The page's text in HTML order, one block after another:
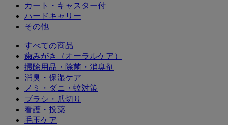
カート・キャスター付
ハードキャリー
その他
すべての商品
歯みがき（オーラルケア）
掃除用品・除菌・消臭剤
消臭・保湿ケア
ノミ・ダニ・蚊対策
ブラシ・爪切り
看護・投薬
毛玉ケア